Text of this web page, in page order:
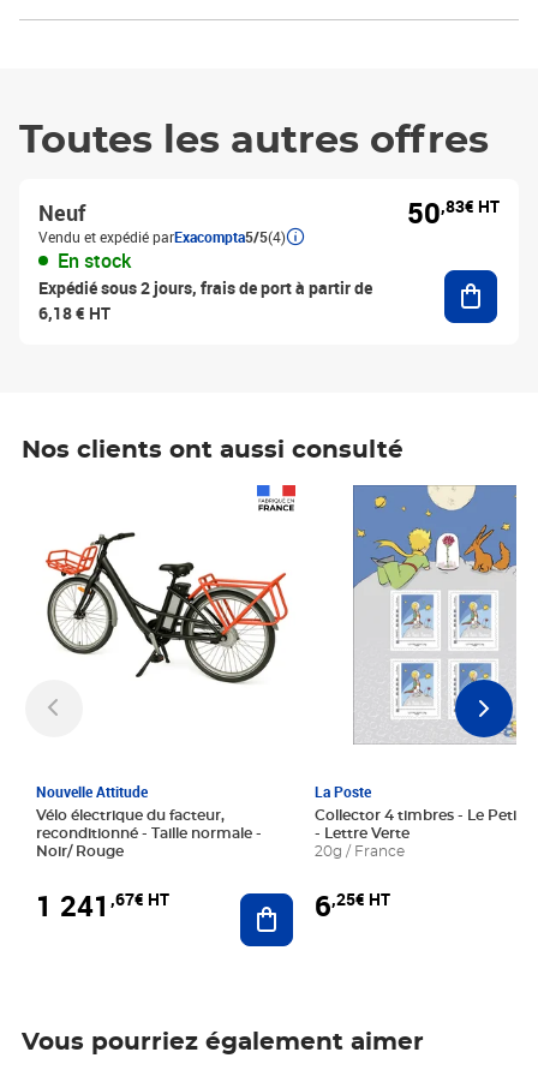
Toutes les autres offres
Neuf
Vendu et expédié parExacompta5/5(4)
En stock
Expédié sous 2 jours, frais de port à partir de
6,18 € HT
50,83€ HT
Nos clients ont aussi consulté
Nouvelle Attitude
Vélo électrique du facteur,
reconditionné - Taille normale -
Noir/ Rouge
1 241 ,67€ HT Ajouter au panier
La Poste
Collector 4 timbres - Le Petit
- Lettre Verte
20g / France
6,25€ HT
Prix 6,25€ HT
Vous pourriez également aimer